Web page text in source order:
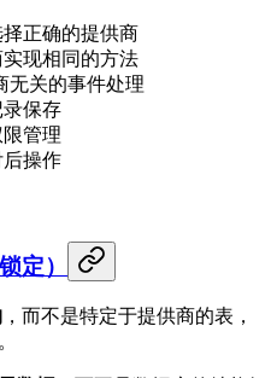
正确的提供商
现相同的方法
无关的事件处理
保存
管理
操作
定）
，而不是特定于提供商的表，